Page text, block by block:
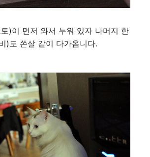
)이 먼저 와서 누워 있자 나머지 한
)도 쏜살 같이 다가옵니다.